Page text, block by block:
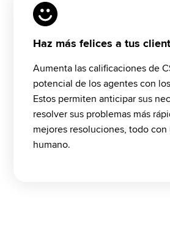
Haz más felices a tus
Aumenta las calificaciones de
potencial de los agentes con
Estos permiten anticipar sus
resolver sus problemas más
mejores resoluciones, todo
humano.